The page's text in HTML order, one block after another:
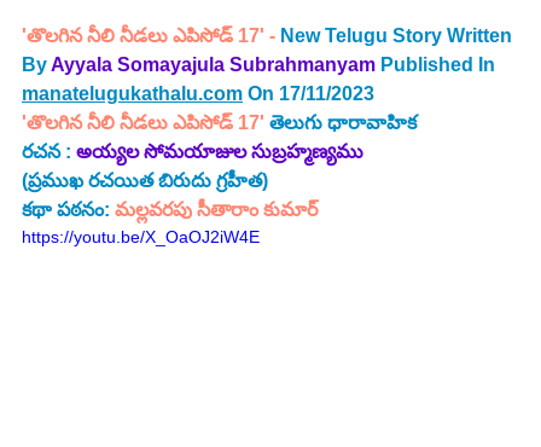
'తొలగిన నీలి నీడలు ఎపిసోడ్ 17' - New Telugu Story Written
By Ayyala Somayajula Subrahmanyam Published In
manatelugukathalu.com On 17/11/2023
'తొలగిన నీలి నీడలు ఎపిసోడ్ 17' తెలుగు ధారావాహిక
రచన : అయ్యల సోమయాజుల సుబ్రహ్మణ్యము
(ప్రముఖ రచయిత బిరుదు గ్రహీత)
కథా పఠనం: మల్లవరపు సీతారాం కుమార్
https://youtu.be/X_OaOJ2iW4E